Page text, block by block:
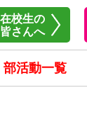
在校生の
皆さんへ
部活動一覧